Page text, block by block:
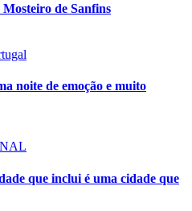
Mosteiro de Sanfins
noite de emoção e muito
que inclui é uma cidade que